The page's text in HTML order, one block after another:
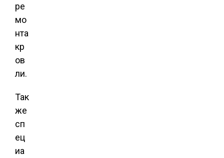
ре
мо
нта
кр
ов
ли.
Так
же
сп
ец
иа